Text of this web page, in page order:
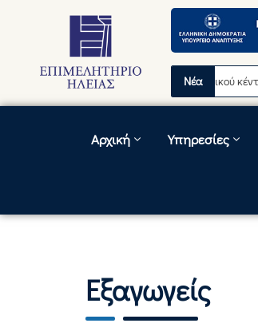
Νέα
διακοπή λειτουργίας τηλεφωνικού κέντρου
Αρχική Υπηρεσίες
Εξαγωγείς